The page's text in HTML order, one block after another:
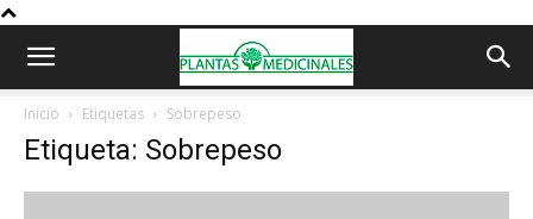
Inicio Etiquetas Sobrepeso
Etiqueta: Sobrepeso